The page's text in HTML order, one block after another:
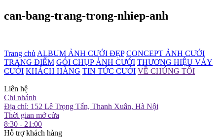
can-bang-trang-trong-nhiep-anh
Trang chủ ALBUM ẢNH CƯỚI ĐẸP CONCEPT ẢNH CƯỚI
TRANG ĐIỂM GÓI CHỤP ẢNH CƯỚI THƯƠNG HIỆU VÁY
CƯỚI KHÁCH HÀNG TIN TỨC CƯỚI VỀ CHÚNG TÔI
Liên hệ
Chi nhánh
Địa chỉ: 152 Lê Trọng Tấn, Thanh Xuân, Hà Nội
Thời gian mở cửa
8:30 - 21:00
Hỗ trợ khách hàng